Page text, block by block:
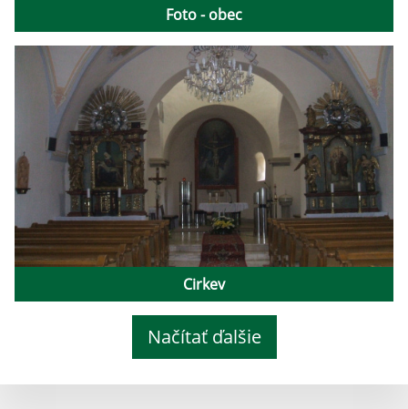
Foto - obec
Cirkev
Načítať ďalšie